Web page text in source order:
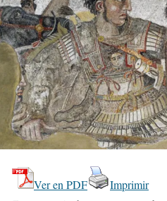
Ver en PDF
Imprimir